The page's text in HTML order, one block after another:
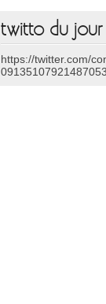
twitto du jour
https://twitter.com/